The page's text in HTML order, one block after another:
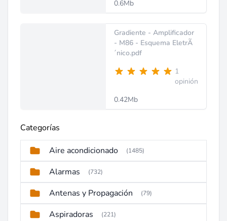
0.6Mb
Gradiente - Amplificador
- M86 - Esquema EletrÃ
´nico.pdf
1
opinión
0.42Mb
Categorías
Aire acondicionado (1485)
Alarmas (732)
Antenas y Propagación (79)
Aspiradoras (221)